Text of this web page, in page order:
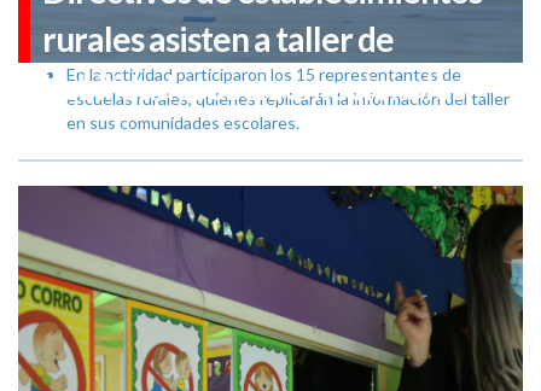
rurales asisten a taller de
habilidades socioemocionales
En la actividad participaron los 15 representantes de
escuelas rurales, quienes replicarán la información del taller
en sus comunidades escolares.